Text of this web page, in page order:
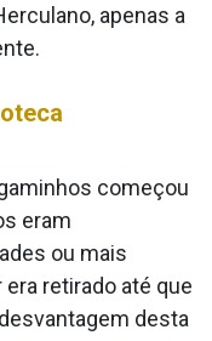
apenas a
começou
eram
ou mais
retirado até que
desta